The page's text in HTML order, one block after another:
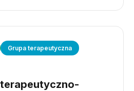
Grupa terapeutyczna